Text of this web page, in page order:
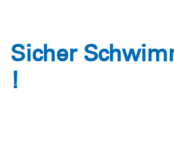
Sicher
!